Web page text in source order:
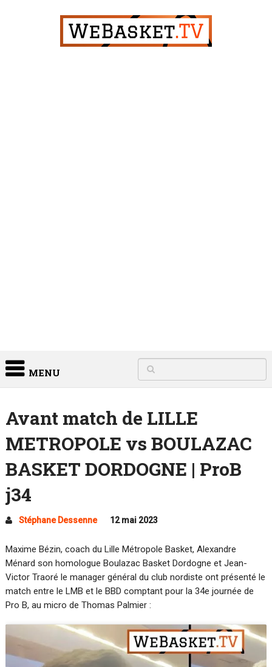
MENU
Avant match de LILLE
METROPOLE vs BOULAZAC
BASKET DORDOGNE | ProB
j34
Stéphane Dessenne 12 mai 2023
Maxime Bézin, coach du Lille Métropole Basket, Alexandre
Ménard son homologue Boulazac Basket Dordogne et Jean-
Victor Traoré le manager général du club nordiste ont présenté le
match entre le LMB et le BBD comptant pour la 34e journée de
Pro B, au micro de Thomas Palmier :